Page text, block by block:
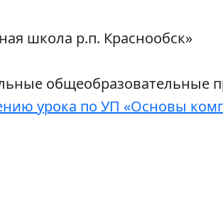
школа р.п. Краснообск»
общеобразовательные
урока по УП «Основы